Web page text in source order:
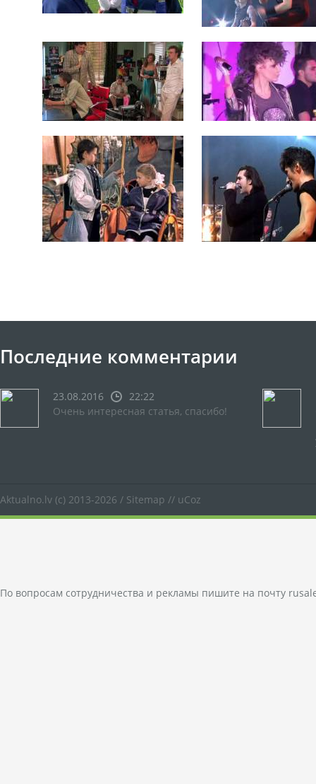
Последние комментарии
23.08.2016
22:22
Очень интересная статья, спасибо!
Aktualno.lv (c) 2013-2026 / Sitemap // uCoz
По вопросам сотрудничества и рекламы пишите на почту